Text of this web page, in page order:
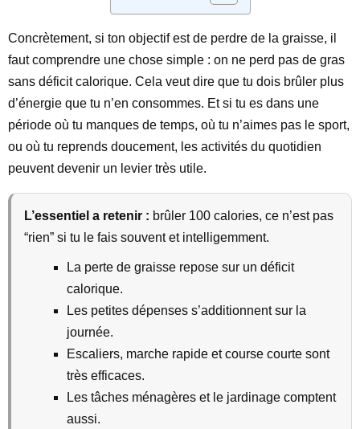
Concrètement, si ton objectif est de perdre de la graisse, il
faut comprendre une chose simple : on ne perd pas de gras
sans déficit calorique. Cela veut dire que tu dois brûler plus
d’énergie que tu n’en consommes. Et si tu es dans une
période où tu manques de temps, où tu n’aimes pas le sport,
ou où tu reprends doucement, les activités du quotidien
peuvent devenir un levier très utile.
L’essentiel a retenir : brûler 100 calories, ce n’est pas
“rien” si tu le fais souvent et intelligemment.
La perte de graisse repose sur un déficit
calorique.
Les petites dépenses s’additionnent sur la
journée.
Escaliers, marche rapide et course courte sont
très efficaces.
Les tâches ménagères et le jardinage comptent
aussi.